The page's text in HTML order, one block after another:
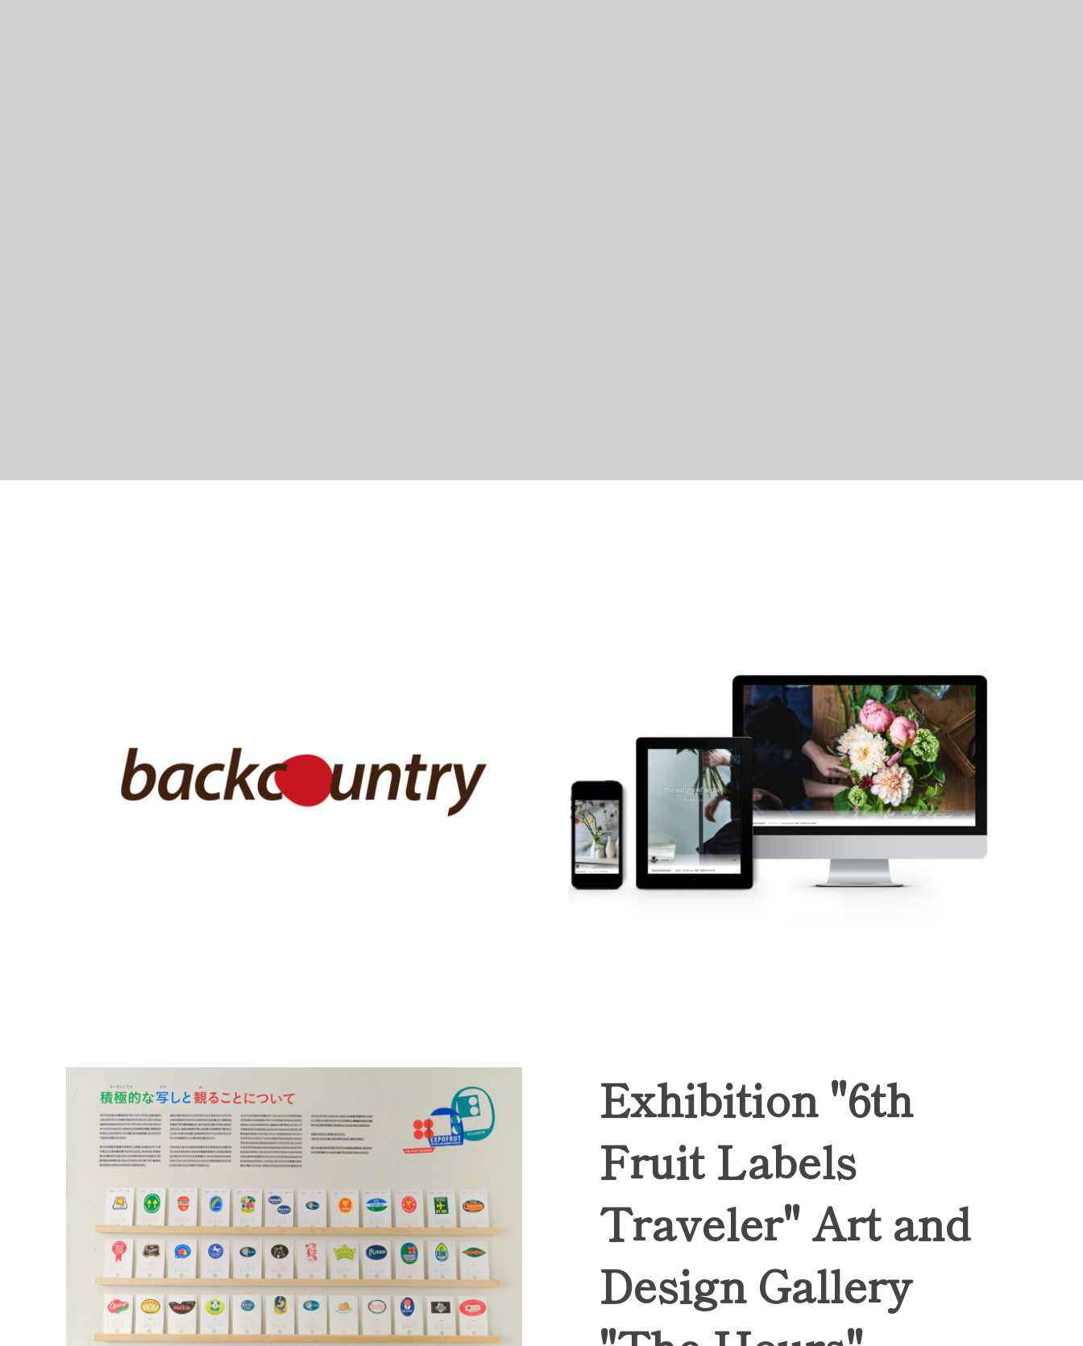
Exhibition "6th
Fruit Labels
Traveler" Art and
Design Gallery